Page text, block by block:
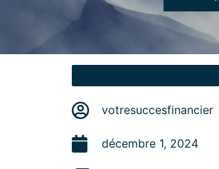
votresuccesfinancier
décembre 1, 2024